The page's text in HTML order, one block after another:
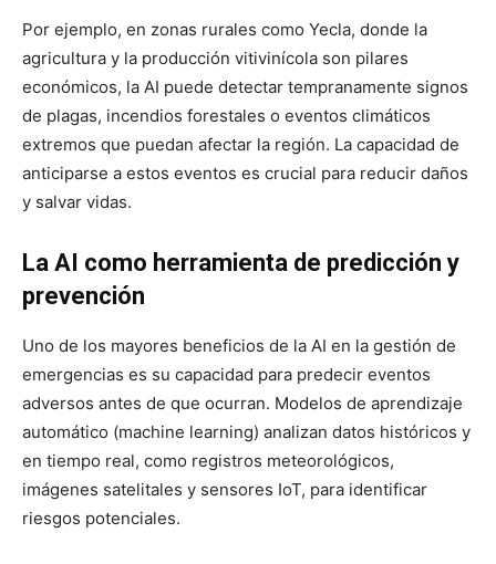
Por ejemplo, en zonas rurales como Yecla, donde la
agricultura y la producción vitivinícola son pilares
económicos, la AI puede detectar tempranamente signos
de plagas, incendios forestales o eventos climáticos
extremos que puedan afectar la región. La capacidad de
anticiparse a estos eventos es crucial para reducir daños
y salvar vidas.
La AI como herramienta de predicción y
prevención
Uno de los mayores beneficios de la AI en la gestión de
emergencias es su capacidad para predecir eventos
adversos antes de que ocurran. Modelos de aprendizaje
automático (machine learning) analizan datos históricos y
en tiempo real, como registros meteorológicos,
imágenes satelitales y sensores IoT, para identificar
riesgos potenciales.